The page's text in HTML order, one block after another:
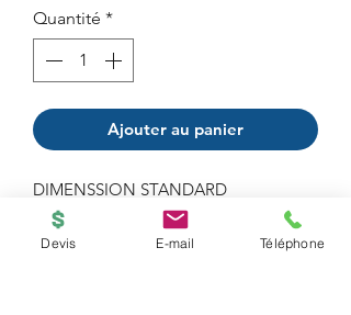
Quantité *
Ajouter au panier
DIMENSSION STANDARD
Devis E-mail Téléphone